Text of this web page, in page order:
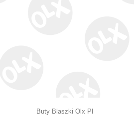
Buty Blaszki Olx Pl